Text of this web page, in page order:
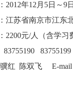
年12月5日～9日
省南京市江东北
元/人（含学习费
83755190
红 陈双飞 E-mail